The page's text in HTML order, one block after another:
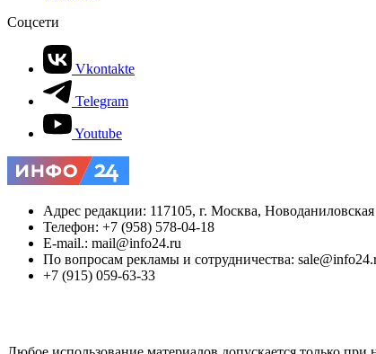
Соцсети
Vkontakte
Telegram
Youtube
Адрес редакции: 117105, г. Москва, Новоданиловская
Телефон: +7 (958) 578-04-18
E-mail.: mail@info24.ru
По вопросам рекламы и сотрудничества:
+7 (915) 059-63-33